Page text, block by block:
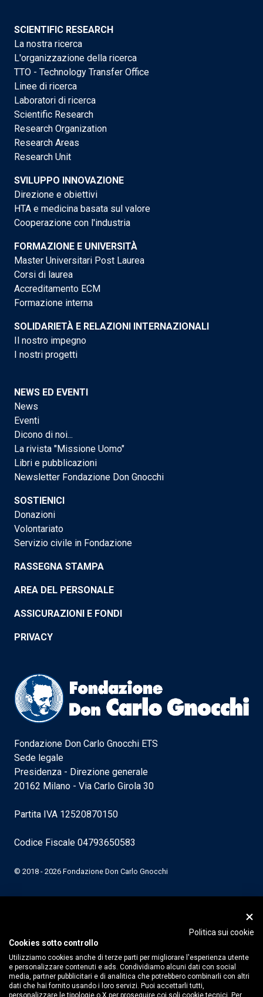
SCIENTIFIC RESEARCH
La nostra ricerca
L'organizzazione della ricerca
TTO - Technology Transfer Office
Linee di ricerca
Laboratori di ricerca
Scientific Research
Research Organization
Research Areas
Research Unit
SVILUPPO INNOVAZIONE
Direzione e obiettivi
HTA e medicina basata sul valore
Cooperazione con l'industria
FORMAZIONE E UNIVERSITÀ
Master Universitari Post Laurea
Corsi di laurea
Accreditamento ECM
Formazione interna
SOLIDARIETÀ E RELAZIONI INTERNAZIONALI
Il nostro impegno
I nostri progetti
NEWS ED EVENTI
News
Eventi
Dicono di noi...
La rivista "Missione Uomo"
Libri e pubblicazioni
Newsletter Fondazione Don Gnocchi
SOSTIENICI
Donazioni
Volontariato
Servizio civile in Fondazione
RASSEGNA STAMPA
AREA DEL PERSONALE
ASSICURAZIONI E FONDI
PRIVACY
Fondazione Don Carlo Gnocchi ETS
Sede legale
Presidenza - Direzione generale
20162 Milano - Via Carlo Girola 30
Partita IVA 12520870150
Codice Fiscale 04793650583
© 2018 - 2026 Fondazione Don Carlo Gnocchi
Politica sui cookie
Cookies sotto controllo
Utilizziamo cookies anche di terze parti per migliorare l'esperienza utente
e personalizzare contenuti e ads. Condividiamo alcuni dati con social
media, partner pubblicitari e di analitica che potrebbero combinarli con altri
dati che hai fornito usando i loro servizi. Puoi accettarli tutti,
personalizzare le tipologie o X per proseguire coi soli cookie tecnici. Per